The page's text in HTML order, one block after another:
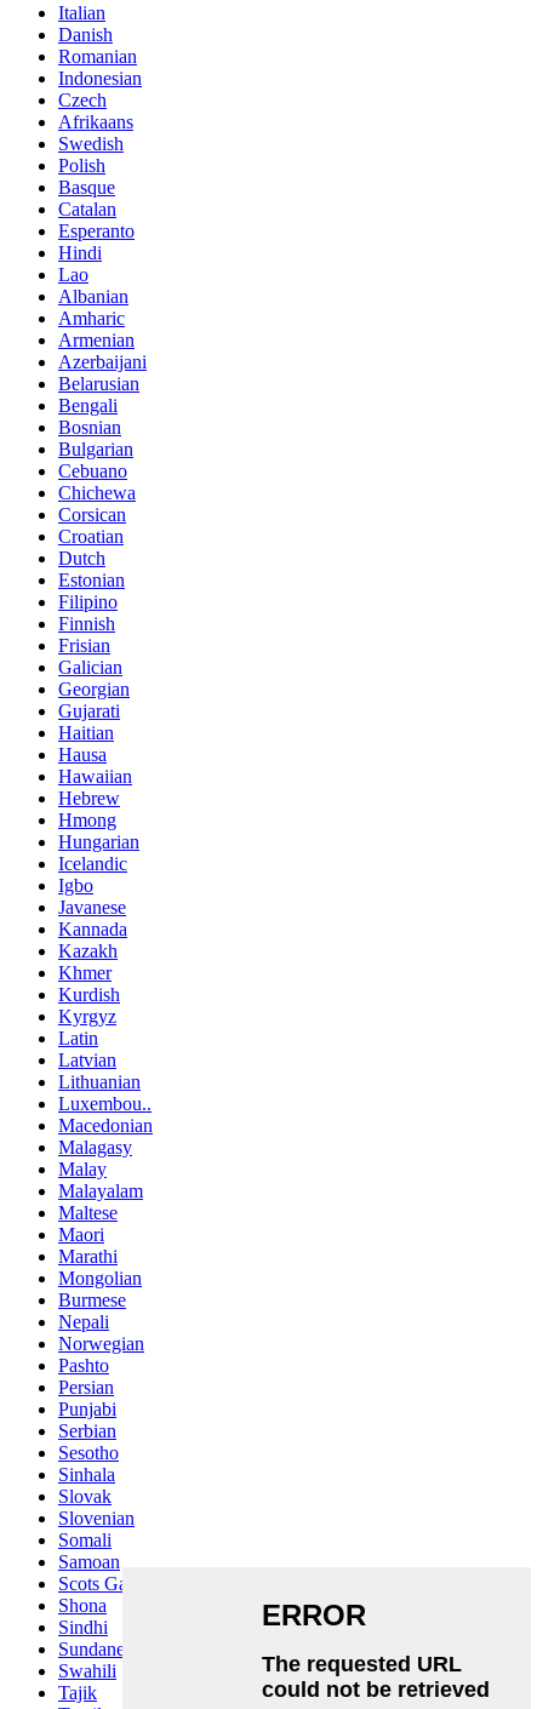
Italian
Danish
Romanian
Indonesian
Czech
Afrikaans
Swedish
Polish
Basque
Catalan
Esperanto
Hindi
Lao
Albanian
Amharic
Armenian
Azerbaijani
Belarusian
Bengali
Bosnian
Bulgarian
Cebuano
Chichewa
Corsican
Croatian
Dutch
Estonian
Filipino
Finnish
Frisian
Galician
Georgian
Gujarati
Haitian
Hausa
Hawaiian
Hebrew
Hmong
Hungarian
Icelandic
Igbo
Javanese
Kannada
Kazakh
Khmer
Kurdish
Kyrgyz
Latin
Latvian
Lithuanian
Luxembou..
Macedonian
Malagasy
Malay
Malayalam
Maltese
Maori
Marathi
Mongolian
Burmese
Nepali
Norwegian
Pashto
Persian
Punjabi
Serbian
Sesotho
Sinhala
Slovak
Slovenian
Somali
Samoan
Scots Gaelic
Shona
Sindhi
Sundanese
Swahili
Tajik